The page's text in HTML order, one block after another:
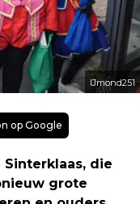
IJmond251
op Google
Sinterklaas, die
grote